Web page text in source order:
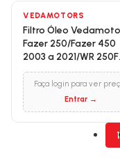
VEDAMOTORS
Filtro Óleo
Fazer 250/Fazer 450
2003 a 2021/WR 250F
2003 a 2020
Faça login para ver
Entrar →
1